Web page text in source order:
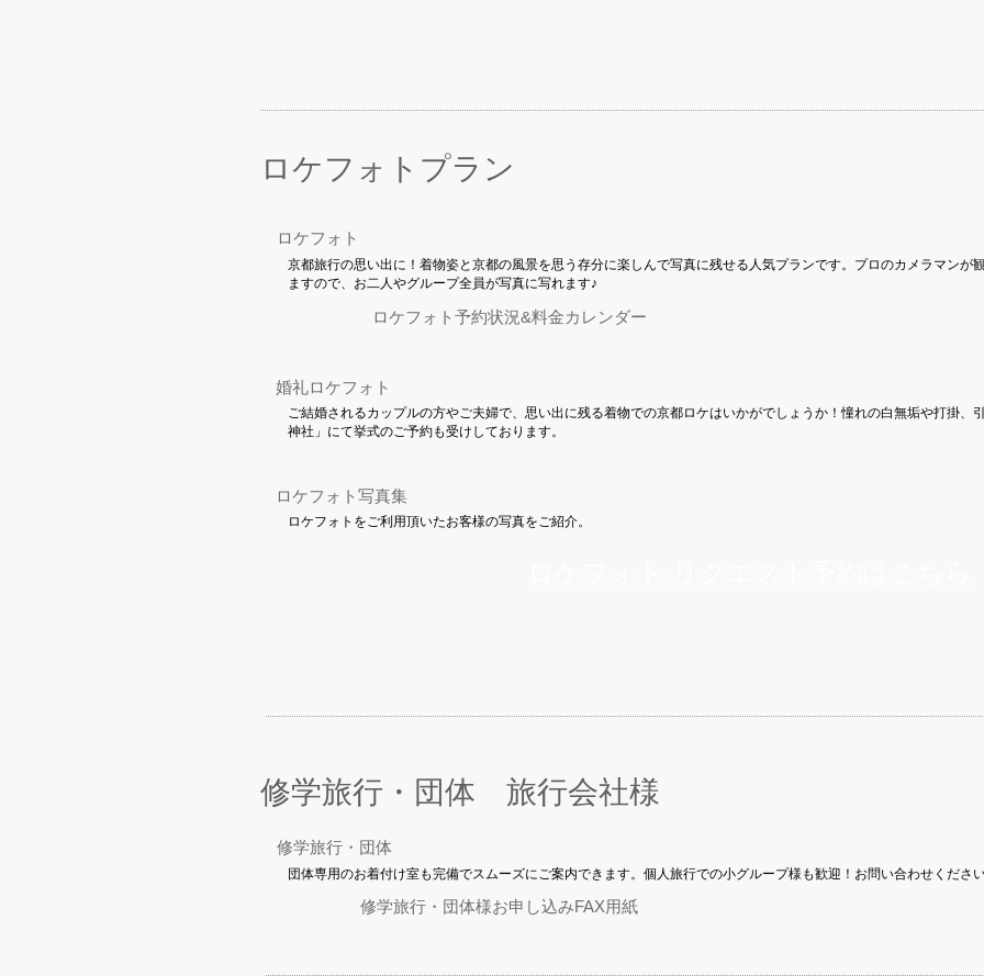
ロケフォトプラン
京都旅行の思い出に！着物姿と京都の風景を思う存分に楽しんで写真に残せる人気プランです。プロのカメラマンが
ますので、お二人やグループ全員が写真に写れます♪
ロケフォト
ロケフォト予約状況&料金カレンダー
ご結婚されるカップルの方やご夫婦で、思い出に残る着物での京都ロケはいかがでしょうか！憧れの白無垢や打掛、
神社」にて挙式のご予約も受けしております。
婚礼ロケフォト
ロケフォト写真集
ロケフォトをご利用頂いたお客様の写真をご紹介。
修学旅行・団体 旅行会社様
団体専用のお着付け室も完備でスムーズにご案内できます。個人旅行での小グループ様も歓迎！お問い合わせくださ
修学旅行・団体
修学旅行・団体様お申し込みFAX用紙